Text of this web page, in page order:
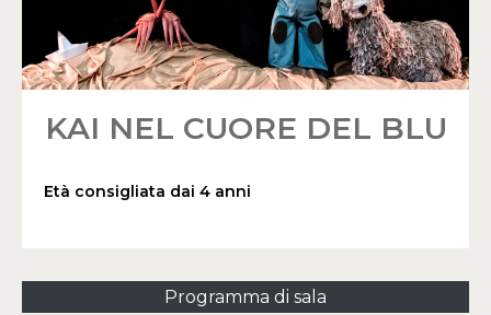
KAI NEL CUORE DEL BLU
Età consigliata dai 4 anni
Programma di sala